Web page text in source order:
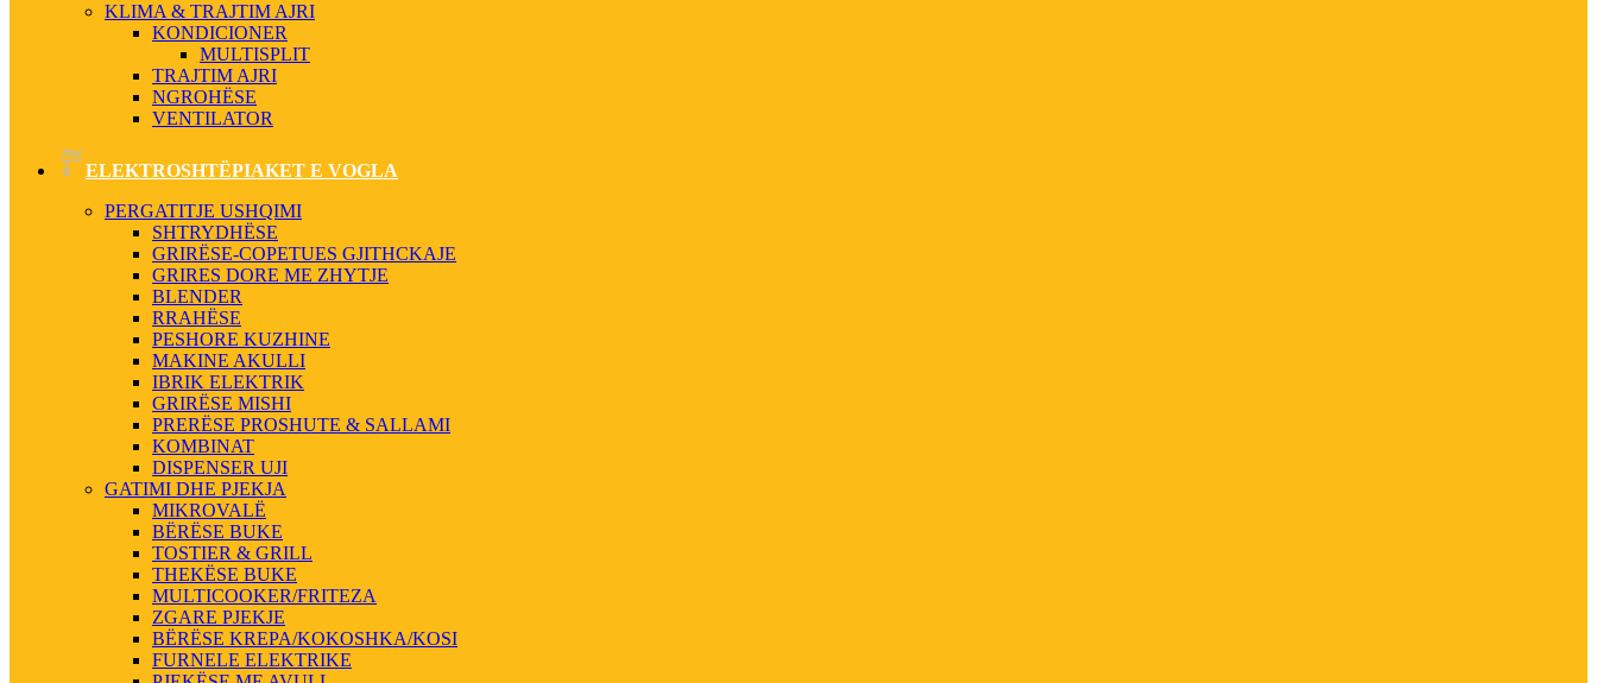
KLIMA & TRAJTIM AJRI
KONDICIONER
MULTISPLIT
TRAJTIM AJRI
NGROHËSE
VENTILATOR
ELEKTROSHTËPIAKET E VOGLA
PERGATITJE USHQIMI
SHTRYDHËSE
GRIRËSE-COPETUES GJITHCKAJE
GRIRES DORE ME ZHYTJE
BLENDER
RRAHËSE
PESHORE KUZHINE
MAKINE AKULLI
IBRIK ELEKTRIK
GRIRËSE MISHI
PRERËSE PROSHUTE & SALLAMI
KOMBINAT
DISPENSER UJI
GATIMI DHE PJEKJA
MIKROVALË
BËRËSE BUKE
TOSTIER & GRILL
THEKËSE BUKE
MULTICOOKER/FRITEZA
ZGARE PJEKJE
BËRËSE KREPA/KOKOSHKA/KOSI
FURNELE ELEKTRIKE